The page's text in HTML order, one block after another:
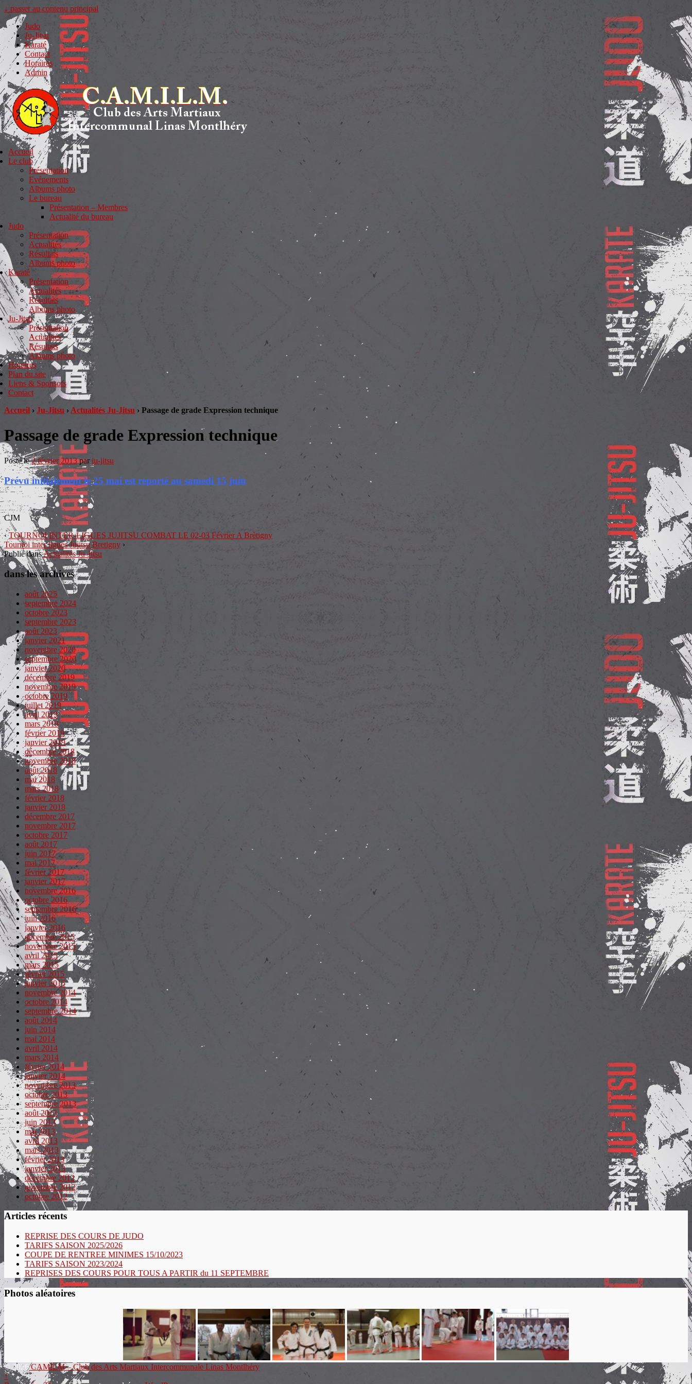
↓ passer au contenu principal
Judo
Ju-Jitsu
Karaté
Contact
Horaires
Admin
Accueil
Le club
Présentation
Evénements
Albums photo
Le bureau
Présentation – Membres
Actualité du bureau
Judo
Présentation
Actualités
Résultats
Albums photo
Karaté
Présentation
Actualités
Résultats
Albums photo
Ju-Jitsu
Présentation
Actualités
Résultats
Albums photo
Horaires
Plan du site
Liens & Sponsors
Contact
Accueil › Ju-Jitsu › Actualités Ju-Jitsu › Passage de grade Expression technique
Passage de grade Expression technique
Posté le2 février 2013parju-jitsu
Prévu initialement le 25 mai est reporté au samedi 15 juin
CJM
‹TOURNOI INTER-LIGUES JUJITSU COMBAT LE 02-03 Février A Brètigny
Tournoi inter ligues Jujitsu Bretigny ›
Publié dansActualités Ju-Jitsu
dans les archives
août 2025
septembre 2024
octobre 2023
septembre 2023
août 2023
janvier 2021
novembre 2020
septembre 2020
janvier 2020
décembre 2019
novembre 2019
octobre 2019
juillet 2019
avril 2019
mars 2019
février 2019
janvier 2019
décembre 2018
novembre 2018
août 2018
mai 2018
mars 2018
février 2018
janvier 2018
décembre 2017
novembre 2017
octobre 2017
août 2017
juin 2017
mai 2017
février 2017
janvier 2017
novembre 2016
octobre 2016
septembre 2016
juin 2016
janvier 2016
décembre 2015
novembre 2015
avril 2015
mars 2015
février 2015
janvier 2015
novembre 2014
octobre 2014
septembre 2014
août 2014
juin 2014
mai 2014
avril 2014
mars 2014
février 2014
janvier 2014
novembre 2013
octobre 2013
septembre 2013
août 2013
juin 2013
mai 2013
avril 2013
mars 2013
février 2013
janvier 2013
décembre 2012
novembre 2012
octobre 2012
Articles récents
REPRISE DES COURS DE JUDO
TARIFS SAISON 2025/2026
COUPE DE RENTREE MINIMES 15/10/2023
TARIFS SAISON 2023/2024
REPRISES DES COURS POUR TOUS A PARTIR du 11 SEPTEMBRE
Photos aléatoires
© 2026CAMILM – Club des Arts Martiaux Intercommunale Linas Montlhéry
↑